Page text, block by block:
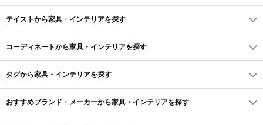
テイストから家具・インテリアを探す
コーディネートから家具・インテリアを探す
タグから家具・インテリアを探す
おすすめブランド・メーカーから家具・インテリアを探す